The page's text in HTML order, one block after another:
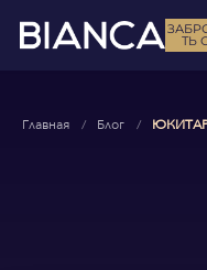
ТЬ
Главная Блог